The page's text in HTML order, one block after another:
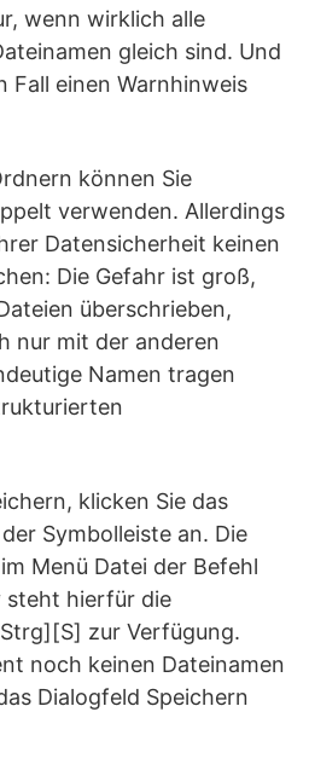
wenn wirklich alle
gleich sind. Und
Fall einen Warnhinweis
können Sie
verwenden. Allerdings
Datensicherheit keinen
Die Gefahr ist groß,
überschrieben,
nur mit der anderen
Namen tragen
klicken Sie das
Symbolleiste an. Die
Menü Datei der Befehl
steht hierfür die
zur Verfügung.
noch keinen Dateinamen
Dialogfeld Speichern